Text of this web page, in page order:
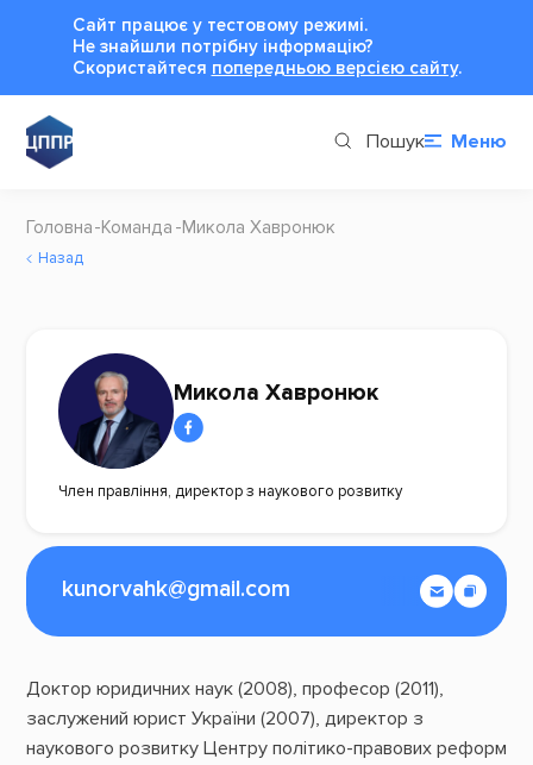
Сайт працює у тестовому режимі.
Не знайшли потрібну інформацію?
Cкористайтеся попередньою версією сайту.
Пошук Меню
Головна Команда Микола Хавронюк
Назад
Микола Хавронюк
Член правління, директор з наукового розвитку
kunorvahk@gmail.com
Доктор юридичних наук (2008), професор (2011),
заслужений юрист України (2007), директор з
наукового розвитку Центру політико-правових реформ